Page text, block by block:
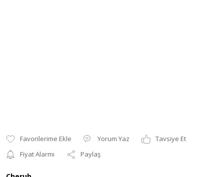
Yorum Yaz
Tavsiye Et
Fiyat Alarmı
Paylaş